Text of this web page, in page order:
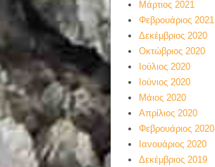
Μάρτιος 2021
Φεβρουάριος 2021
Δεκέμβριος 2020
Οκτώβριος 2020
Ιούλιος 2020
Ιούνιος 2020
Μάιος 2020
Απρίλιος 2020
Φεβρουάριος 2020
Ιανουάριος 2020
Δεκέμβριος 2019